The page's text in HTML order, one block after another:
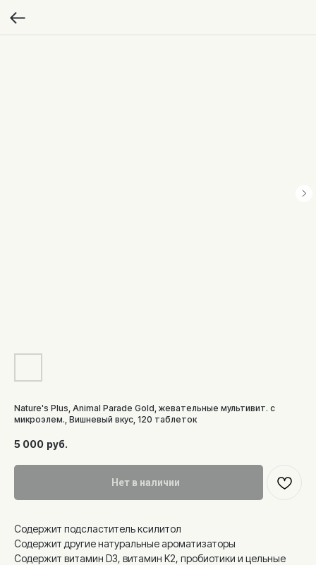
Nature's Plus, Animal Parade Gold, жевательные мультивит. с
микроэлем., Вишневый вкус, 120 таблеток
5 000 руб.
Нет в наличии
Содержит подсластитель ксилитол
Содержит другие натуральные ароматизаторы
Содержит витамин D3, витамин K2, пробиотики и цельные